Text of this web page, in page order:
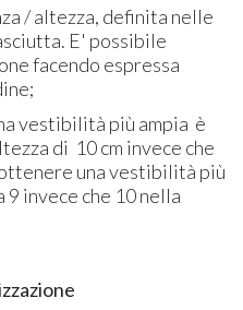
/ altezza, definita nelle
E' possibile
facendo espressa
vestibilità più ampia è
di 10 cm invece che
una vestibilità più
invece che 10 nella